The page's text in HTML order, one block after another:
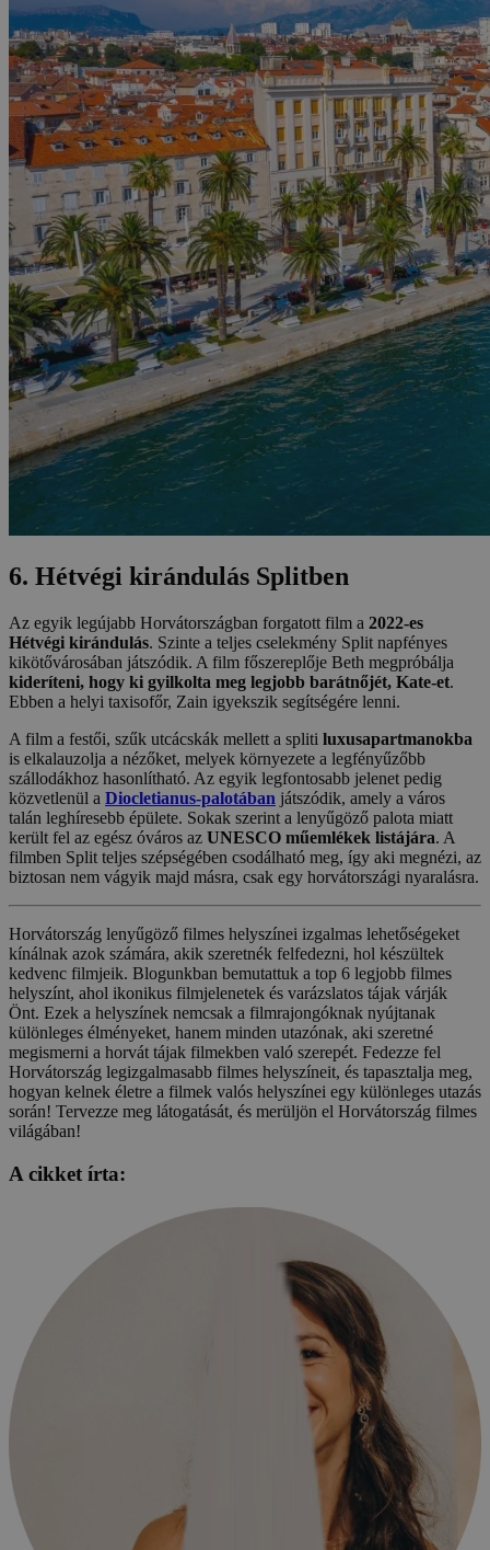
6. Hétvégi kirándulás Splitben
Az egyik legújabb Horvátországban forgatott film a 2022-es
Hétvégi kirándulás. Szinte a teljes cselekmény Split napfényes
kikötővárosában játszódik. A film főszereplője Beth megpróbálja
kideríteni, hogy ki gyilkolta meg legjobb barátnőjét, Kate-et.
Ebben a helyi taxisofőr, Zain igyekszik segítségére lenni.
A film a festői, szűk utcácskák mellett a spliti luxusapartmanokba
is elkalauzolja a nézőket, melyek környezete a legfényűzőbb
szállodákhoz hasonlítható. Az egyik legfontosabb jelenet pedig
közvetlenül a Diocletianus-palotában játszódik, amely a város
talán leghíresebb épülete. Sokak szerint a lenyűgöző palota miatt
került fel az egész óváros az UNESCO műemlékek listájára. A
filmben Split teljes szépségében csodálható meg, így aki megnézi, az
biztosan nem vágyik majd másra, csak egy horvátországi nyaralásra.
Horvátország lenyűgöző filmes helyszínei izgalmas lehetőségeket
kínálnak azok számára, akik szeretnék felfedezni, hol készültek
kedvenc filmjeik. Blogunkban bemutattuk a top 6 legjobb filmes
helyszínt, ahol ikonikus filmjelenetek és varázslatos tájak várják
Önt. Ezek a helyszínek nemcsak a filmrajongóknak nyújtanak
különleges élményeket, hanem minden utazónak, aki szeretné
megismerni a horvát tájak filmekben való szerepét. Fedezze fel
Horvátország legizgalmasabb filmes helyszíneit, és tapasztalja meg,
hogyan kelnek életre a filmek valós helyszínei egy különleges utazás
során! Tervezze meg látogatását, és merüljön el Horvátország filmes
világában!
A cikket írta: